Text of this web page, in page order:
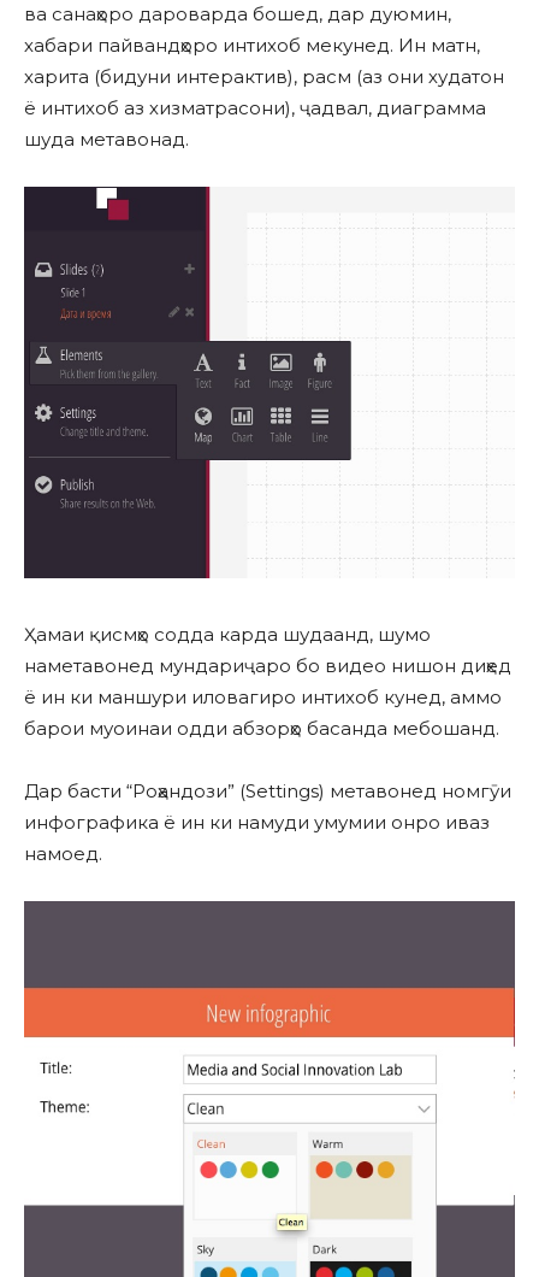
ва санаҳоро дароварда бошед, дар дуюмин,
хабари пайвандҳоро интихоб мекунед. Ин матн,
харита (бидуни интерактив), расм (аз они худатон
ё интихоб аз хизматрасони), ҷадвал, диаграмма
шуда метавонад.
Ҳамаи қисмҳо содда карда шудаанд, шумо
наметавонед мундариҷаро бо видео нишон диҳед
ё ин ки маншури иловагиро интихоб кунед, аммо
барои муоинаи одди абзорҳо басанда мебошанд.
Дар басти “Роҳандози” (Settings) метавонед номгӯи
инфографика ё ин ки намуди умумии онро иваз
намоед.